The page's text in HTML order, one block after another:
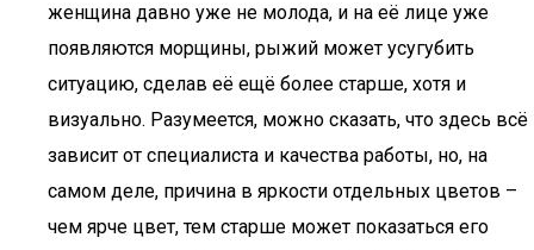
женщина давно уже не молода, и на её лице уже
появляются морщины, рыжий может усугубить
ситуацию, сделав её ещё более старше, хотя и
визуально. Разумеется, можно сказать, что здесь всё
зависит от специалиста и качества работы, но, на
самом деле, причина в яркости отдельных цветов –
чем ярче цвет, тем старше может показаться его